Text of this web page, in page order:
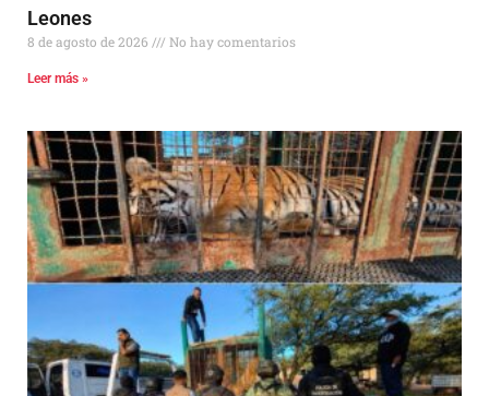
Leones
8 de agosto de 2026 No hay comentarios
Leer más »